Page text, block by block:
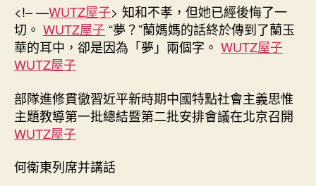
期
貫
徹
習
近
時
期
<!– —WUTZ屋子> 知和不孝，但她已經後悔了一
切。 WUTZ屋子“夢？”蘭媽媽的話終於傳到了蘭玉
華的耳中，卻是因為「夢」兩個字。 WUTZ屋子
WUTZ屋子
部隊進修貫徹習近平新時期中國特點社會主義思惟
主題教導第一批總結暨第二批安排會議在北京召開
WUTZ屋子
何衛東列席并講話